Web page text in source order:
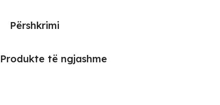
Përshkrimi
Produkte të ngjashme